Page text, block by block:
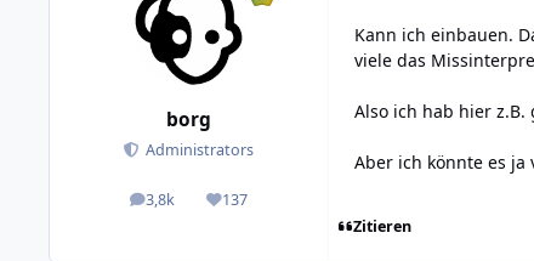
borg
Administrators
3,8k
posts 137
Reputation
Kann ich einbauen.
viele das
Also ich hab hier z.B.
Aber ich könnte es ja
Zitieren